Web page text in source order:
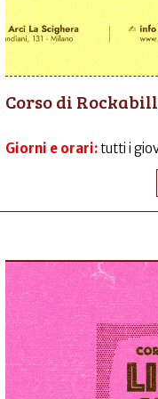
Corso di
Giorni e orari:tutti i